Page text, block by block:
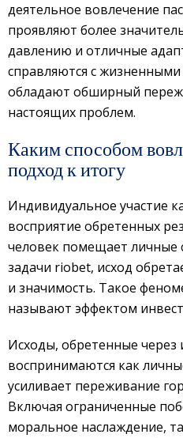
деятельное вовлечение
проявляют более
давлению и отличные
справляются с
обладают обширный
настоящих проблем.
Каким способом
подход к итогу
Индивидуальное участие
восприятие обретенных
человек помещает личные
задачи riobet, исход
и значимость. Такое
называют эффектом
Исходы, обретенные через
воспринимаются как
усиливает переживание
Включая ограниченные
моральное наслаждение,